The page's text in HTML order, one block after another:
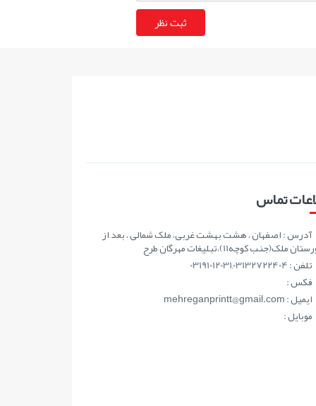
تماس
آدرس : اصفهان ، هشت بهشت غربی، ملک شمالی ، بعد از
ملک(جنب کوچه11)،تبلیغات مهرگان طرح
تلفن : 03191012031,03132722404
فکس :
ايميل : mehreganprintt@gmail.com
موبايل :